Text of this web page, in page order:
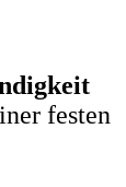
festen